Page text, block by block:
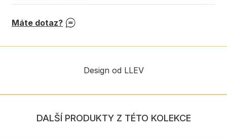
Máte dotaz?
Design od LLEV
DALŠÍ PRODUKTY Z TÉTO KOLEKCE